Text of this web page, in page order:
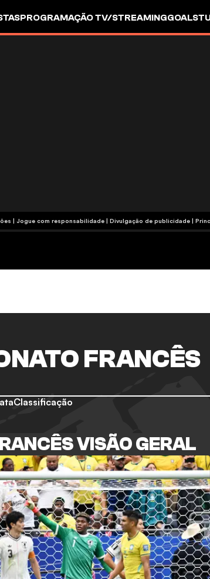
PROGRAMAÇÃO TV/STREAMING
e condições | Jogue com responsabilidade | Divulgação de publicidade |
FRANCÊS
Classificação
VISÃO GERAL